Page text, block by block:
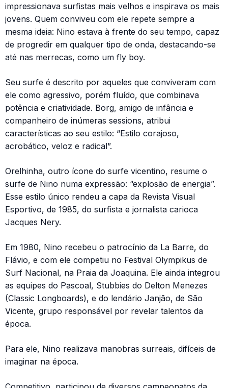
impressionava surfistas mais velhos e inspirava os mais
jovens. Quem conviveu com ele repete sempre a
mesma ideia: Nino estava à frente do seu tempo, capaz
de progredir em qualquer tipo de onda, destacando-se
até nas merrecas, como um fly boy.
Seu surfe é descrito por aqueles que conviveram com
ele como agressivo, porém fluído, que combinava
potência e criatividade. Borg, amigo de infância e
companheiro de inúmeras sessions, atribui
características ao seu estilo: “Estilo corajoso,
acrobático, veloz e radical”.
Orelhinha, outro ícone do surfe vicentino, resume o
surfe de Nino numa expressão: “explosão de energia”.
Esse estilo único rendeu a capa da Revista Visual
Esportivo, de 1985, do surfista e jornalista carioca
Jacques Nery.
Em 1980, Nino recebeu o patrocínio da La Barre, do
Flávio, e com ele competiu no Festival Olympikus de
Surf Nacional, na Praia da Joaquina. Ele ainda integrou
as equipes do Pascoal, Stubbies do Delton Menezes
(Classic Longboards), e do lendário Janjão, de São
Vicente, grupo responsável por revelar talentos da
época.
Para ele, Nino realizava manobras surreais, difíceis de
imaginar na época.